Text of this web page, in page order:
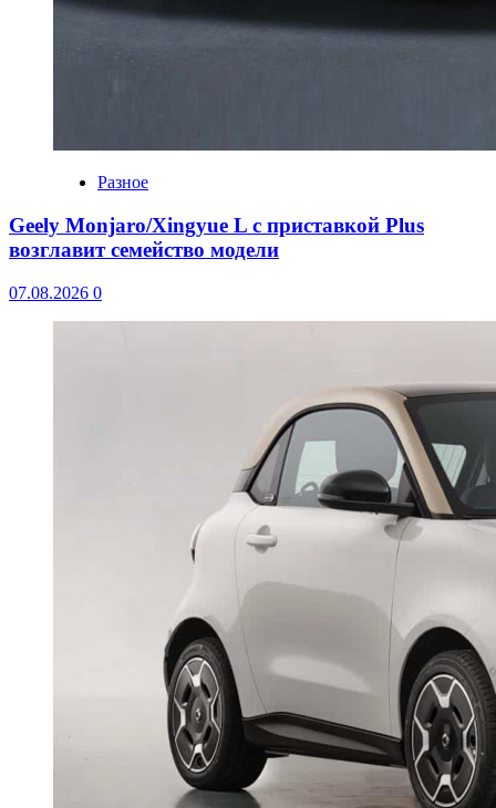
Разное
Geely Monjaro/Xingyue L с приставкой Plus
возглавит семейство модели
07.08.2026 0